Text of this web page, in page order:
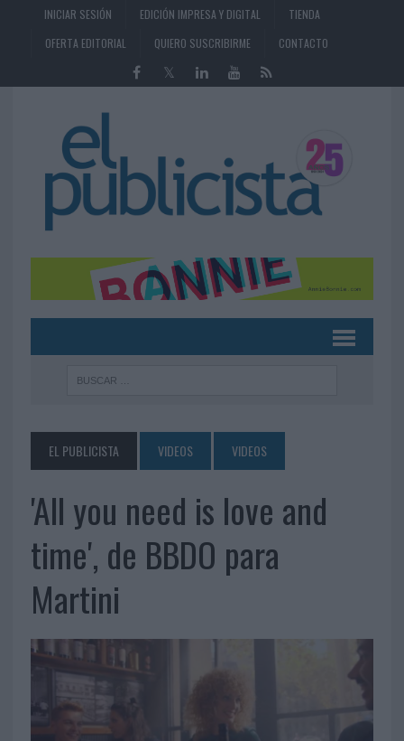
INICIAR SESIÓN EDICIÓN IMPRESA Y DIGITAL
TIENDA
OFERTA EDITORIAL
QUIERO SUSCRIBIRME CONTACTO
EL PUBLICISTA VIDEOS VIDEOS
'All you need is love and
time', de BBDO para
Martini